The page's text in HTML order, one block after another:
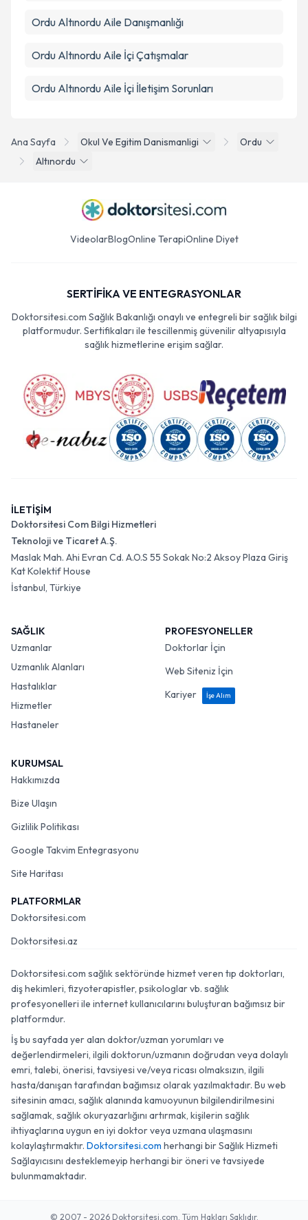
Ana Sayfa Okul Ve Egitim Danismanligi
Ordu
Altınordu
Ordu Altınordu Aile Danışmanlığı
Ordu Altınordu Aile İçi Çatışmalar
Ordu Altınordu Aile İçi İletişim Sorunları
VideolarBlogOnline TerapiOnline Diyet
SERTİFİKA VE ENTEGRASYONLAR
Doktorsitesi.com Sağlık Bakanlığı onaylı ve entegreli bir sağlık bilgi
platformudur. Sertifikaları ile tescillenmiş güvenilir altyapısıyla
sağlık hizmetlerine erişim sağlar.
İLETİŞİM
Doktorsitesi Com Bilgi Hizmetleri
Teknoloji ve Ticaret A.Ş.
Maslak Mah. Ahi Evran Cd. A.O.S 55 Sokak No:2 Aksoy Plaza Giriş
Kat Kolektif House
İstanbul, Türkiye
SAĞLIK
Uzmanlar
Uzmanlık Alanları
Hastalıklar
Hizmetler
Hastaneler
PROFESYONELLER
Doktorlar İçin
Web Siteniz İçin
Kariyer
İşe Alım
KURUMSAL
Hakkımızda
Bize Ulaşın
Gizlilik Politikası
Google Takvim Entegrasyonu
Site Haritası
PLATFORMLAR
Doktorsitesi.com
Doktorsitesi.az
Doktorsitesi.com sağlık sektöründe hizmet veren tıp doktorları,
diş hekimleri, fizyoterapistler, psikologlar vb. sağlık
profesyonelleri ile internet kullanıcılarını buluşturan bağımsız bir
platformdur.
İş bu sayfada yer alan doktor/uzman yorumları ve
değerlendirmeleri, ilgili doktorun/uzmanın doğrudan veya dolaylı
emri, talebi, önerisi, tavsiyesi ve/veya ricası olmaksızın, ilgili
hasta/danışan tarafından bağımsız olarak yazılmaktadır. Bu web
sitesinin amacı, sağlık alanında kamuoyunun bilgilendirilmesini
sağlamak, sağlık okuryazarlığını artırmak, kişilerin sağlık
ihtiyaçlarına uygun en iyi doktor veya uzmana ulaşmasını
kolaylaştırmaktır. Doktorsitesi.com herhangi bir Sağlık Hizmeti
Sağlayıcısını desteklemeyip herhangi bir öneri ve tavsiyede
bulunmamaktadır.
© 2007 - 2026 Doktorsitesi.com. Tüm Hakları Saklıdır.